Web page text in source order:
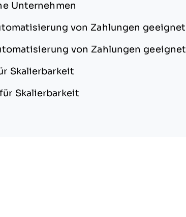
Unternehmen
von Zahlungen geeignet
von Zahlungen geeignet
Skalierbarkeit
Skalierbarkeit